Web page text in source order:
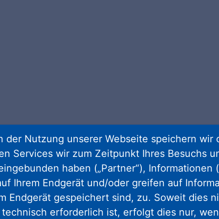
facebook youtube linkedin
der Nutzung unserer Webseite speichern wir
Services wir zum Zeitpunkt Ihres Besuchs
haben („Partner“), Informationen
Ihrem Endgerät und/oder greifen auf
Endgerät gespeichert sind, zu. Soweit dies
erforderlich ist, erfolgt dies nur,